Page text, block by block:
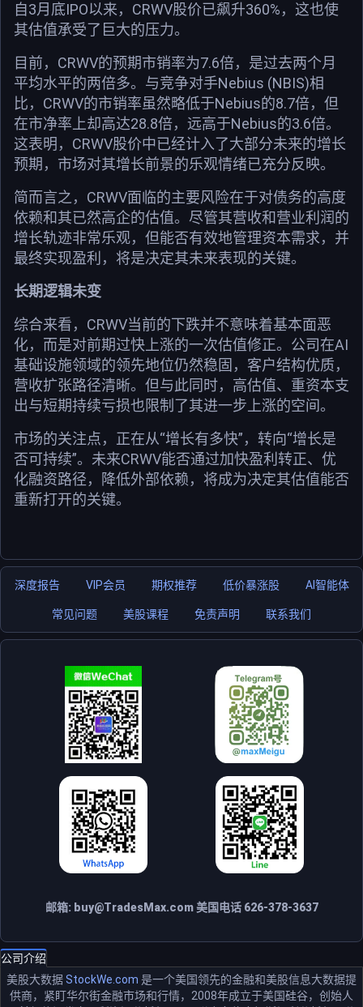
自3月底IPO以来，CRWV股价已飙升360%，这也使
其估值承受了巨大的压力。
目前，CRWV的预期市销率为7.6倍，是过去两个月
平均水平的两倍多。与竞争对手Nebius (NBIS)相
比，CRWV的市销率虽然略低于Nebius的8.7倍，但
在市净率上却高达28.8倍，远高于Nebius的3.6倍。
这表明，CRWV股价中已经计入了大部分未来的增长
预期，市场对其增长前景的乐观情绪已充分反映。
简而言之，CRWV面临的主要风险在于对债务的高度
依赖和其已然高企的估值。尽管其营收和营业利润的
增长轨迹非常乐观，但能否有效地管理资本需求，并
最终实现盈利，将是决定其未来表现的关键。
长期逻辑未变
综合来看，CRWV当前的下跌并不意味着基本面恶
化，而是对前期过快上涨的一次估值修正。公司在AI
基础设施领域的领先地位仍然稳固，客户结构优质，
营收扩张路径清晰。但与此同时，高估值、重资本支
出与短期持续亏损也限制了其进一步上涨的空间。
市场的关注点，正在从“增长有多快”，转向“增长是
否可持续”。未来CRWV能否通过加快盈利转正、优
化融资路径，降低外部依赖，将成为决定其估值能否
重新打开的关键。
深度报告 VIP会员 期权推荐 低价暴涨股 AI智能体
常见问题 美股课程 免责声明 联系我们
邮箱: buy@TradesMax.com美国电话 626-378-3637
公司介绍
美股大数据StockWe.com 是一个美国领先的金融和美股信息大数据提
供商，紧盯华尔街金融市场和行情，2008年成立于美国硅谷，创始人